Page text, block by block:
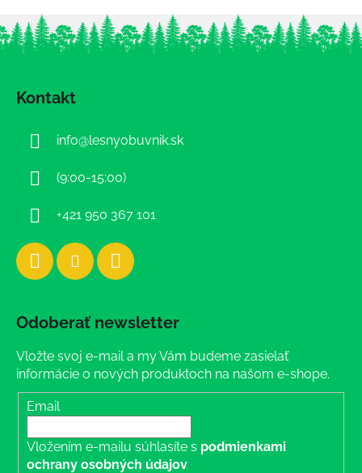
Kontakt
info@lesnyobuvnik.sk
(9:00-15:00)
+421 950 367 101
Odoberať newsletter
Vložte svoj e-mail a my Vám budeme zasielať
informácie o nových produktoch na našom e-shope.
Email
Vložením e-mailu súhlasíte s podmienkami
ochrany osobných údajov